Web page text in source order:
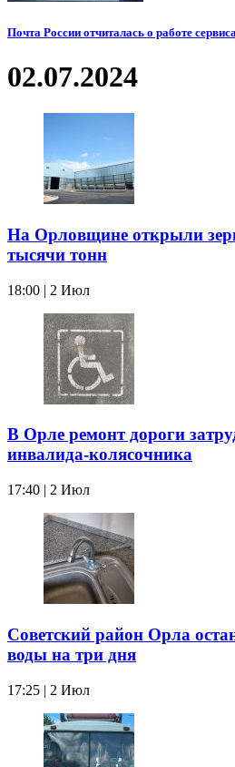
Почта России отчиталась о работе
02.07.2024
На Орловщине открыли
тысячи тонн
18:00 | 2 Июл
В Орле ремонт дороги
инвалида-колясочника
17:40 | 2 Июл
Советский район Орла
воды на три дня
17:25 | 2 Июл